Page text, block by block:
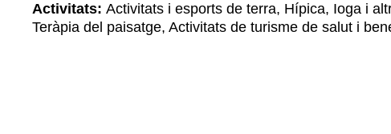
Activitats: Activitats i esports de terra, Hípica, Ioga i
Teràpia del paisatge, Activitats de turisme de salut i